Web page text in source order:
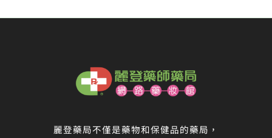
麗登藥局不僅是藥物和保健品的藥局，